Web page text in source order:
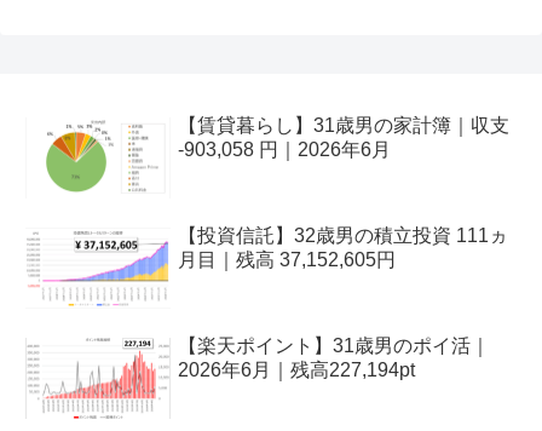
【賃貸暮らし】31歳男の家計簿｜収支
-903,058 円｜2026年6月
【投資信託】32歳男の積立投資 111ヵ
月目｜残高 37,152,605円
【楽天ポイント】31歳男のポイ活｜
2026年6月｜残高227,194pt